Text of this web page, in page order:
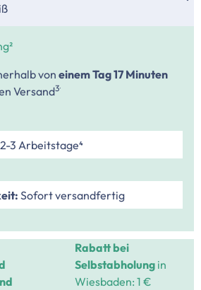
voneinem Tag17 Minuten
Versand3
3 Arbeitstage⁴
Sofort versandfertig
Rabatt bei
Selbstabholung in
Wiesbaden: 1 €